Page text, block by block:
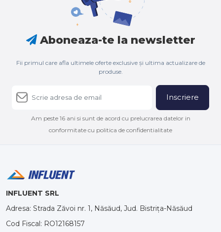
Aboneaza-te la newsletter
Fii primul care afla ultimele oferte exclusive și ultima actualizare de
produse.
Inscriere
Am peste 16 ani si sunt de acord cu prelucrarea datelor in
conformitate cu politica de confidentialitate
INFLUENT SRL
Adresa: Strada Zăvoi nr. 1, Năsăud, Jud. Bistrița-Năsăud
Cod Fiscal: RO12168157